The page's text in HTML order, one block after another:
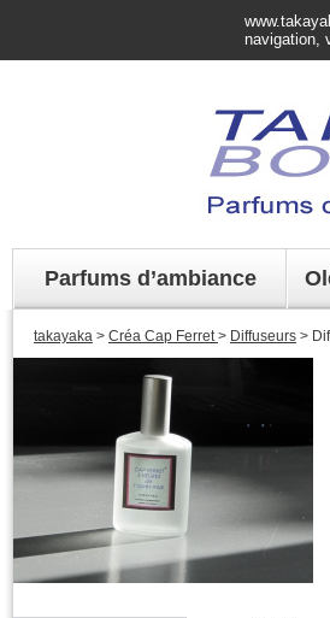
navigation,
Parfums d’ambiance
takayaka > Créa Cap Ferret> Diffuseurs >